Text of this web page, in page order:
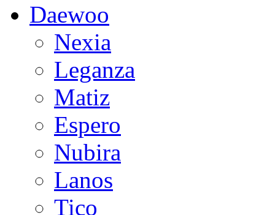
Daewoo
Nexia
Leganza
Matiz
Espero
Nubira
Lanos
Tico